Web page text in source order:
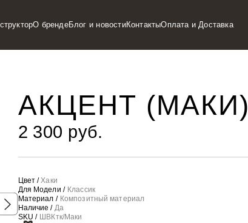
О брендеБлог и новостиКонтактыОплата и Доставка
АКЦЕНТ (МАКИ)
2 300 руб.
Цвет / Хаки
Для Модели / Классик
Материал / Композитный материал
Наличие / Да
SKU /
ШВКтк/Маки